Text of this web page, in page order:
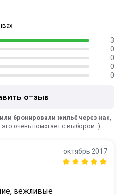
3
0
0
0
0
отзыв
бронировали жильё через нас,
очень помогает с выбором :)
октябрь 2017
вежливые